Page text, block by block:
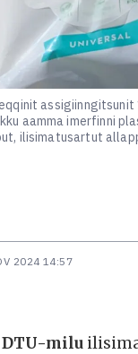
aamma imerfinni
ilisimatusartut
2024 14:57
milu